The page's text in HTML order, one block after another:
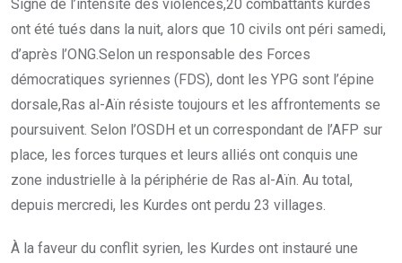
Signe de l’intensité des violences,20 combattants kurdes
ont été tués dans la nuit, alors que 10 civils ont péri samedi,
d’après l’ONG.Selon un responsable des Forces
démocratiques syriennes (FDS), dont les YPG sont l’épine
dorsale,Ras al-Aïn résiste toujours et les affrontements se
poursuivent. Selon l’OSDH et un correspondant de l’AFP sur
place, les forces turques et leurs alliés ont conquis une
zone industrielle à la périphérie de Ras al-Aïn. Au total,
depuis mercredi, les Kurdes ont perdu 23 villages.
À la faveur du conflit syrien, les Kurdes ont instauré une